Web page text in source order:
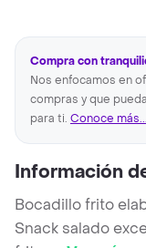
Compra con
Nos enfocamos en
compras y que
para ti. Conoce más...
Información
Bocadillo frito
Snack salado